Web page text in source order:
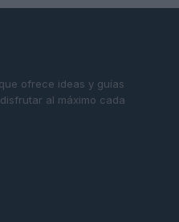
ofrece ideas y guías
al máximo cada